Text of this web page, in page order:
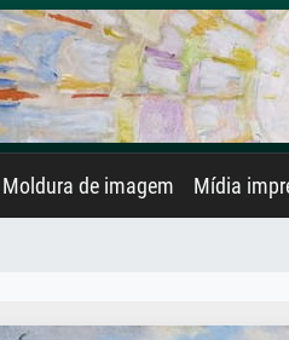
Moldura de imagem Mídia